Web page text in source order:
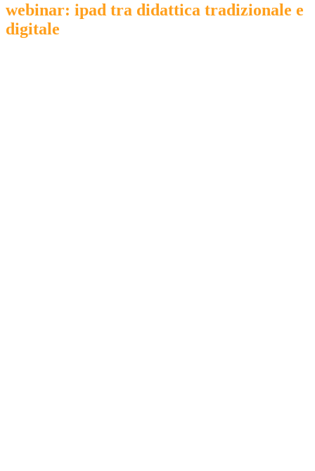
webinar: ipad tra didattica tradizionale e
digitale